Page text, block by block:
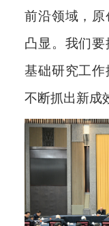
前沿领域，
凸显。我们
基础研究工作
不断抓出新成